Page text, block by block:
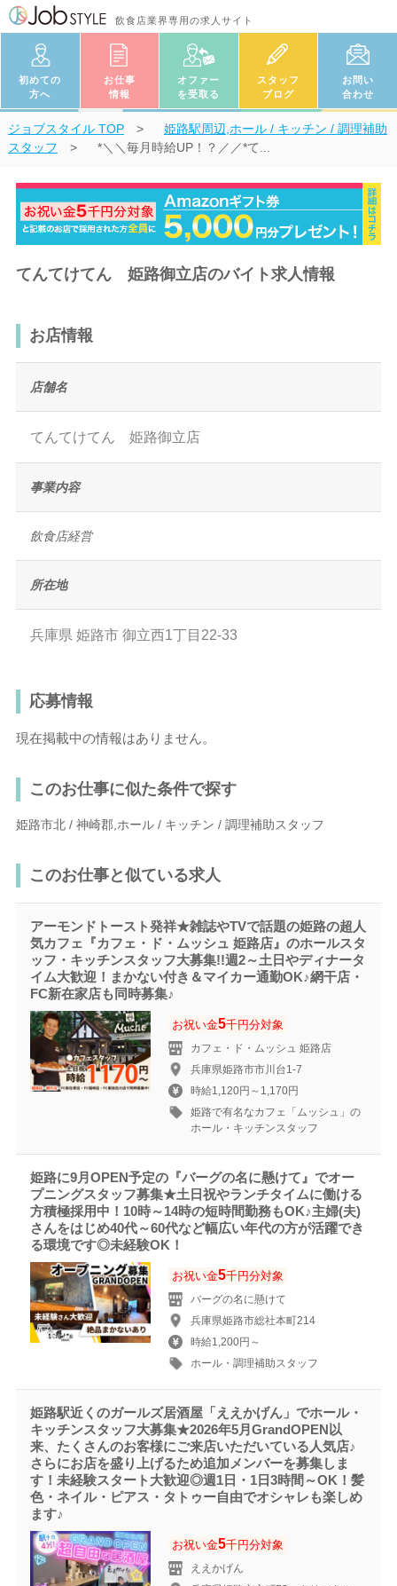
飲食店業界専用の求人サイト
初めての
方へ
お仕事
情報
オファー
を受取る
スタッフ
ブログ
お問い
合わせ
ジョブスタイルTOP
姫路駅周辺,ホール / キッチン / 調理補助
スタッフ
*＼＼毎月時給UP！？／／*て...
てんてけてん 姫路御立店のバイト求人情報
お店情報
店舗名
てんてけてん 姫路御立店
事業内容
飲食店経営
所在地
兵庫県 姫路市 御立西1丁目22-33
応募情報
現在掲載中の情報はありません。
このお仕事に似た条件で探す
姫路市北 / 神崎郡,ホール / キッチン / 調理補助スタッフ
このお仕事と似ている求人
アーモンドトースト発祥★雑誌やTVで話題の姫路の超人
気カフェ『カフェ・ド・ムッシュ 姫路店』のホールスタ
ッフ・キッチンスタッフ大募集!!週2～土日やディナータ
イム大歓迎！まかない付き＆マイカー通勤OK♪網干店・
FC新在家店も同時募集♪
お祝い金5千円分対象
カフェ・ド・ムッシュ 姫路店
兵庫県姫路市市川台1-7
時給1,120円～1,170円
姫路で有名なカフェ「ムッシュ」の
ホール・キッチンスタッフ
姫路に9月OPEN予定の『バーグの名に懸けて』でオー
プニングスタッフ募集★土日祝やランチタイムに働ける
方積極採用中！10時～14時の短時間勤務もOK♪主婦(夫)
さんをはじめ40代～60代など幅広い年代の方が活躍でき
る環境です◎未経験OK！
お祝い金5千円分対象
バーグの名に懸けて
兵庫県姫路市総社本町214
時給1,200円～
ホール・調理補助スタッフ
姫路駅近くのガールズ居酒屋「ええかげん」でホール・
キッチンスタッフ大募集★2026年5月GrandOPEN以
来、たくさんのお客様にご来店いただいている人気店♪
さらにお店を盛り上げるため追加メンバーを募集しま
す！未経験スタート大歓迎◎週1日・1日3時間～OK！髪
色・ネイル・ピアス・タトゥー自由でオシャレも楽しめ
ます♪
お祝い金5千円分対象
ええかげん